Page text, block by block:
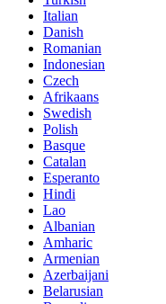
Italian
Danish
Romanian
Indonesian
Czech
Afrikaans
Swedish
Polish
Basque
Catalan
Esperanto
Hindi
Lao
Albanian
Amharic
Armenian
Azerbaijani
Belarusian